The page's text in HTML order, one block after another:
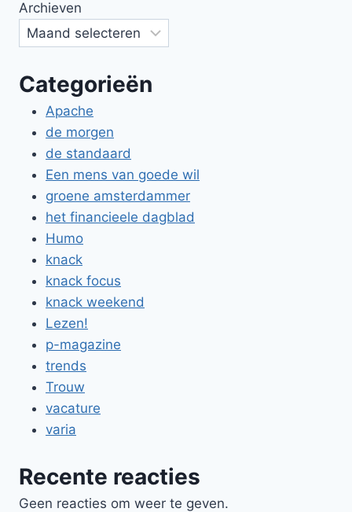
Archieven
Categorieën
Apache
de morgen
de standaard
Een mens van goede wil
groene amsterdammer
het financieele dagblad
Humo
knack
knack focus
knack weekend
Lezen!
p-magazine
trends
Trouw
vacature
varia
Recente reacties
Geen reacties om weer te geven.